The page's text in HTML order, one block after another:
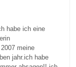
habe ich eine
meine
jahr.ich habe